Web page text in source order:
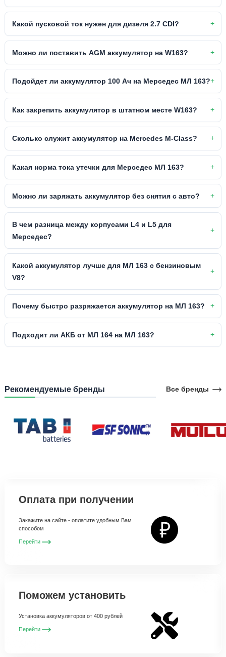
Какой пусковой ток нужен для дизеля 2.7 CDI?
Можно ли поставить AGM аккумулятор на W163?
Подойдет ли аккумулятор 100 Ач на Мерседес МЛ 163?
Как закрепить аккумулятор в штатном месте W163?
Сколько служит аккумулятор на Mercedes M-Class?
Какая норма тока утечки для Мерседес МЛ 163?
Можно ли заряжать аккумулятор без снятия с авто?
В чем разница между корпусами L4 и L5 для
Мерседес?
Какой аккумулятор лучше для МЛ 163 с бензиновым
V8?
Почему быстро разряжается аккумулятор на МЛ 163?
Подходит ли АКБ от МЛ 164 на МЛ 163?
Рекомендуемые бренды Все бренды
Оплата при получении
Закажите на сайте - оплатите удобным Вам
способом
Перейти
Поможем установить
Установка аккумуляторов от 400 рублей
Перейти